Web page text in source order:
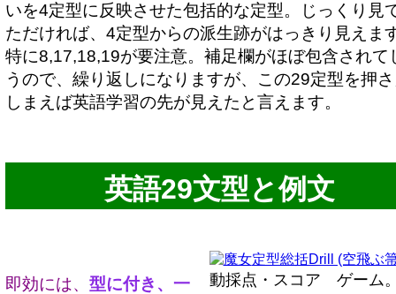
いを4定型に反映させた包括的な定型。じっくり見
ただければ、4定型からの派生跡がはっきり見えま
特に8,17,18,19が要注意。補足欄がほぼ包含されて
うので、繰り返しになりますが、この29定型を押
しまえば英語学習の先が見えたと言えます。
英語29文型と例文
定型総括Drill (空飛ぶ
動採点・スコア ゲーム
即効には、 型に付き、一